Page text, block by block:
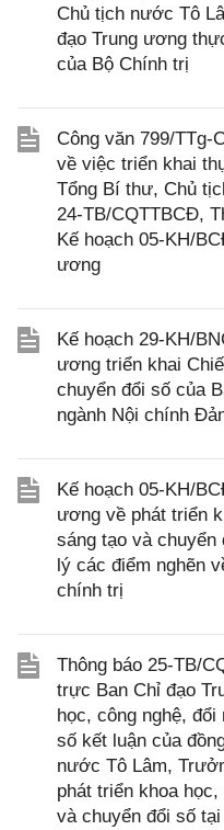
Chủ tịch nước Tô
đạo Trung ương
của Bộ Chính trị
Công văn 799/TTg-
về việc triển khai
Tổng Bí thư, Chủ
24-TB/CQTTBCĐ,
Kế hoạch 05-KH/
ương
Kế hoạch 29-KH/
ương triển khai
chuyển đổi số của
ngành Nội chính
Kế hoạch 05-KH/
ương về phát triển
sáng tạo và chuyển
lý các điểm nghẽn
chính trị
Thông báo 25-TB/
trực Ban Chỉ đạo
học, công nghệ,
số kết luận của
nước Tô Lâm,
phát triển khoa
và chuyển đổi số